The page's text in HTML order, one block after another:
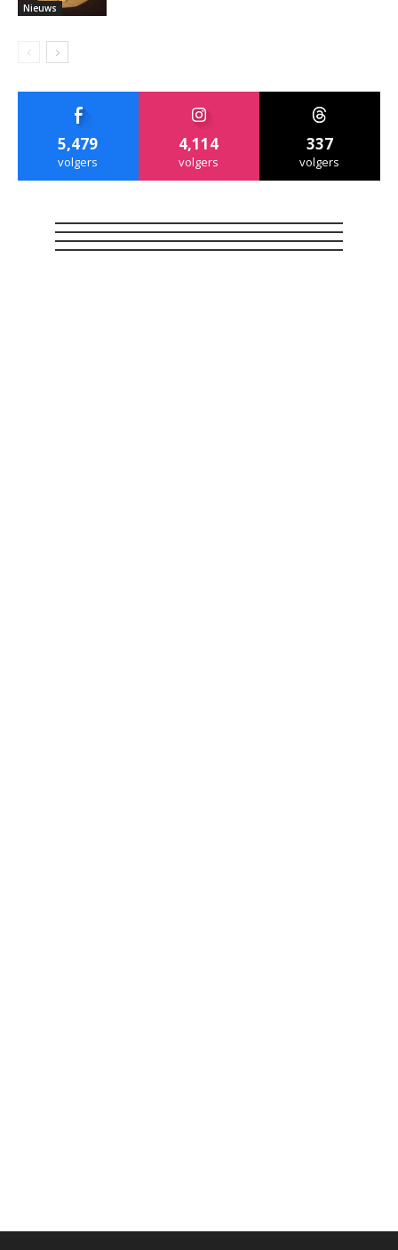
Nieuws
5,479
volgers
4,114
volgers
337
volgers